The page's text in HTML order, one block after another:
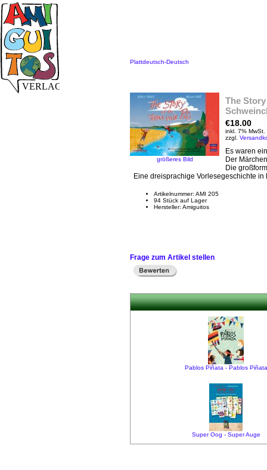
Plattdeutsch-Deutsch
größeres Bild
The
€18.00
inkl. 7% MwSt.
zzgl.
Es waren
Der
Die
Eine dreisprachige Vorlesegeschichte
Artikelnummer: AMI 205
94 Stück auf Lager
Hersteller: Amiguitos
Frage zum Artikel stellen
Pablos Piñata - Pablos Piñata
Super Oog - Super Auge